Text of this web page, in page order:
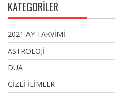
KATEGORİLER
2021 AY TAKVİMİ
ASTROLOJİ
DUA
GİZLİ İLİMLER